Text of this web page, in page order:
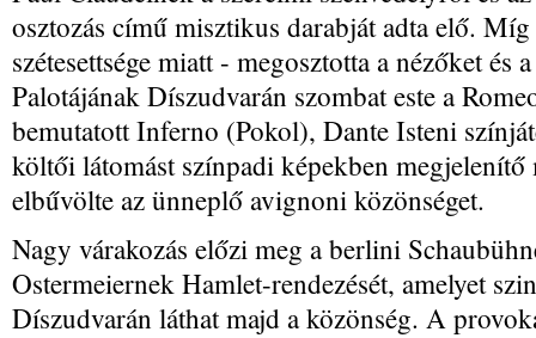
osztozás című misztikus darabját adta elő.
szétesettsége miatt - megosztotta a nézőket
Palotájának Díszudvarán szombat este a
bemutatott Inferno (Pokol), Dante Isteni
költői látomást színpadi képekben megjelenítő
elbűvölte az ünneplő avignoni közönséget.
Nagy várakozás előzi meg a berlini
Ostermeiernek Hamlet-rendezését, amelyet
Díszudvarán láthat majd a közönség. A